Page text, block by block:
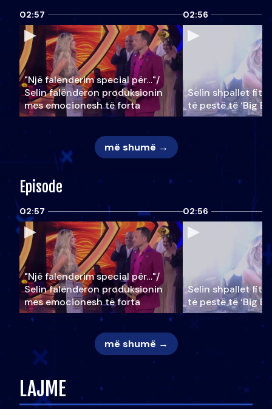
02:57
"Një falenderim special për…"/
Selin falënderon produksionin
mes emocionesh të forta
02:56
Selin shpallet
të pestë të ‘Big
më shumë →
Episode
02:57
"Një falenderim special për…"/
Selin falënderon produksionin
mes emocionesh të forta
02:56
Selin shpallet
të pestë të ‘Big
më shumë →
LAJME